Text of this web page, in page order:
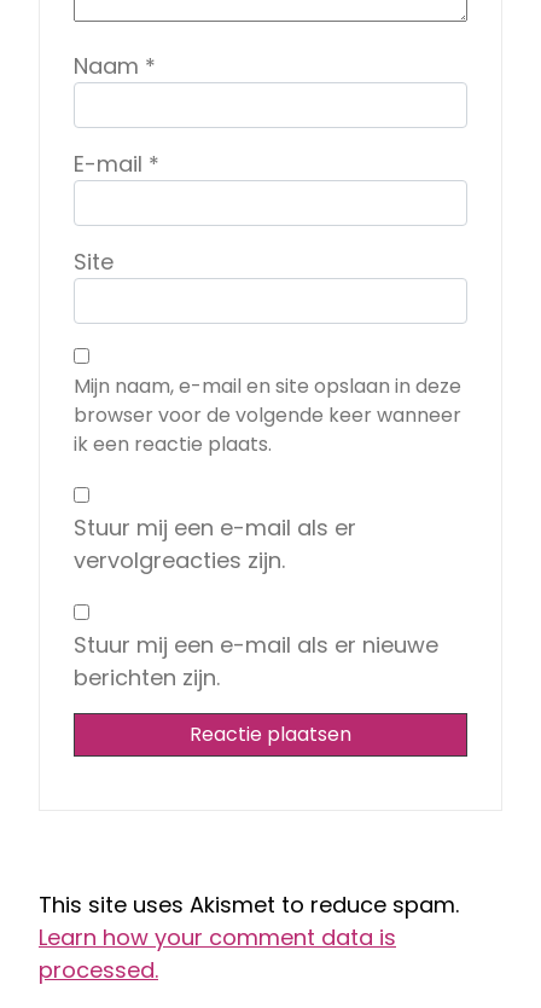
Naam *
E-mail *
Site
Mijn naam, e-mail en site opslaan in deze
browser voor de volgende keer wanneer
ik een reactie plaats.
Stuur mij een e-mail als er
vervolgreacties zijn.
Stuur mij een e-mail als er nieuwe
berichten zijn.
This site uses Akismet to reduce spam.
Learn how your comment data is
processed.